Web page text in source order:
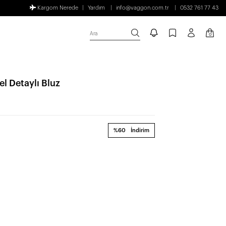
Kargom Nerede Yardım info@vaggon.com.tr 0532 761 77 43
Ara 0
Detaylı Bluz
%60 İndirim